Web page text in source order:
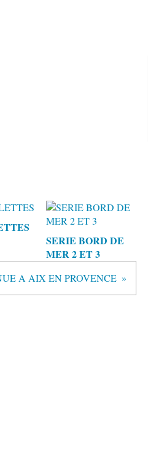
SERIE BORD DE
MER 2 ET 3
A AIX EN PROVENCE